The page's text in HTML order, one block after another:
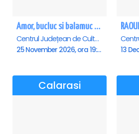
Amor, bucluc si balamuc - Calarasi
Centrul Județean de Cultură și Creație Călărași - Sala , Calarasi
25 November 2026, ora 19:00
Calarasi